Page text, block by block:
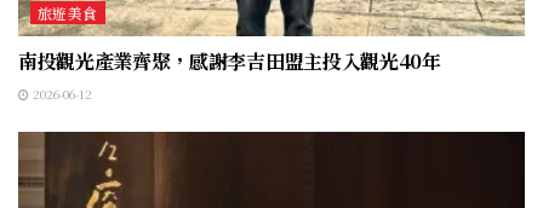
旅遊美食
南投觀光產業齊聚，感謝李吉田盟主投入觀光40年
2026-06-12